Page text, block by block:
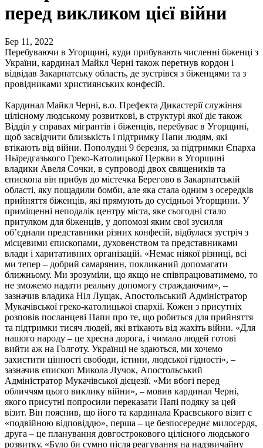
перед викликом цієї війни
Бер 11, 2022
Перебуваючи в Угорщині, куди прибувають численні біженці з
України, кардинал Майкл Черні також перетнув кордон і
відвідав Закарпатську область, де зустрівся з біженцями та з
провідниками християнських конфесій.
Кардинал Майкл Черні, в.о. Префекта Дикастерії служіння
цілісному людському розвиткові, в структурі якої діє також
Відділ у справах мігрантів і біженців, перебуває в Угорщині,
щоб засвідчити близькість і підтримку Папи людям, які
втікають від війни. Пополудні 9 березня, за підтримки Єпарха
Ньїредгазького Греко-Католицької Церкви в Угорщині
владики Авеля Сочки, в супроводі двох священиків та
єпископа він прибув до містечка Берегово в Закарпатській
області, яку пощадили бомби, але яка стала одним з осередків
прийняття біженців, які прямують до сусідньої Угорщини. У
приміщенні неподалік центру міста, яке сьогодні стало
притулком для біженців, у допомозі яким свої зусилля
об’єднали представники різних конфесій, відбулася зустріч з
місцевими єпископами, духовенством та представниками
влади і харитативних організацій. «Немає ніякої різниці, всі
ми тепер – добрий самарянин, покликаний допомагати
ближньому. Ми зрозуміли, що якщо не співпрацюватимемо, то
не зможемо надати реальну допомогу страждаючим», –
зазначив владика Ніл Лущак, Апостольський Адміністратор
Мукачівської греко-католицької єпархії. Кожен з присутніх
розповів посланцеві Папи про те, що робиться для прийняття
та підтримки тисяч людей, які втікають від жахіть війни. «Для
нашого народу – це хресна дорога, і чимало людей готові
вийти аж на Голготу. Українці не здаються, ми хочемо
захистити цінності свободи, істини, людської гідності», –
зазначив єпископ Микола Лучок, Апостольський
Адміністратор Мукачівської дієцезії. «Ми вбогі перед
обличчям цього виклику війни», – мовив кардинал Черні,
якого присутні попросили переказати Папі подяку за цей
візит. Він пояснив, що його та кардинала Краєвського візит є
«подвійною відповіддю», перша – це безпосереднє милосердя,
друга – це планування довгострокового цілісного людського
розвитку. «Було би сумно після реагування на надзвичайну